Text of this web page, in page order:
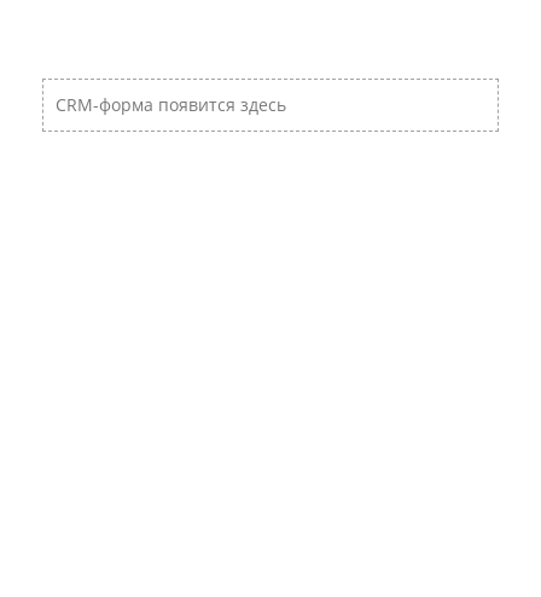
CRM-форма появится здесь